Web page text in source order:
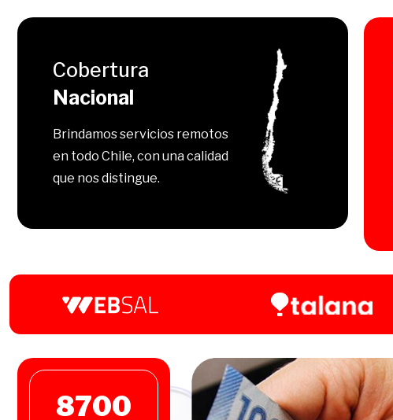
Cobertura
Nacional
Brindamos servicios remotos
en todo Chile, con una calidad
que nos distingue.
8700